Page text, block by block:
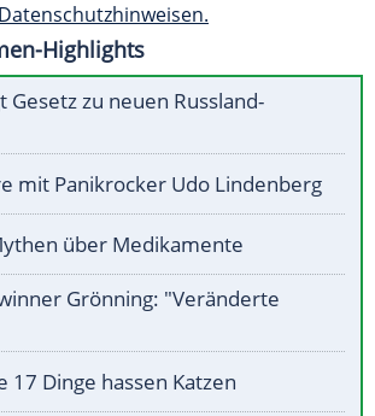
Highlights
Gesetz zu neuen Russland-
mit Panikrocker Udo Lindenberg
über Medikamente
Grönning: "Veränderte
17 Dinge hassen Katzen